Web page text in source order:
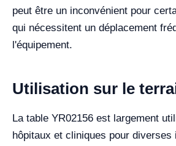
peut être un inconvénient pour
qui nécessitent un déplacement
l'équipement.
Utilisation sur le
La table YR02156 est largement
hôpitaux et cliniques pour diverses